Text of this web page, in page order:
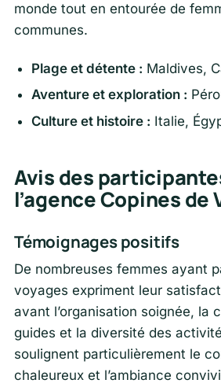
monde tout en entourée de
communes.
Plage et détente : Maldives,
Aventure et exploration :
Culture et histoire : Italie,
Avis des
l’agence Copines de
Témoignages positifs
De nombreuses femmes ayant
voyages expriment leur
avant l’organisation soignée, la
guides et la diversité des
soulignent particulièrement le
chaleureux et l’ambiance